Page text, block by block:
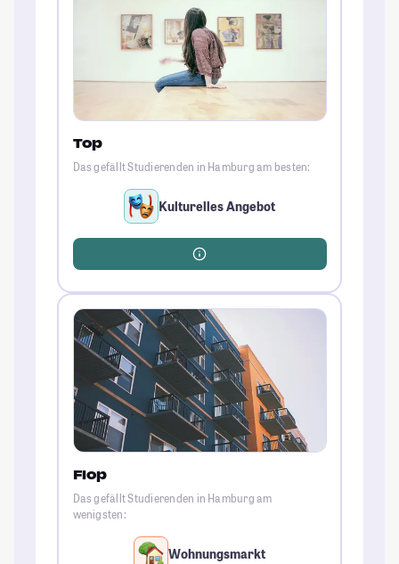
Top
Das gefällt Studierenden in Hamburg am besten:
Kulturelles Angebot
Flop
Das gefällt Studierenden in Hamburg am
wenigsten:
Wohnungsmarkt